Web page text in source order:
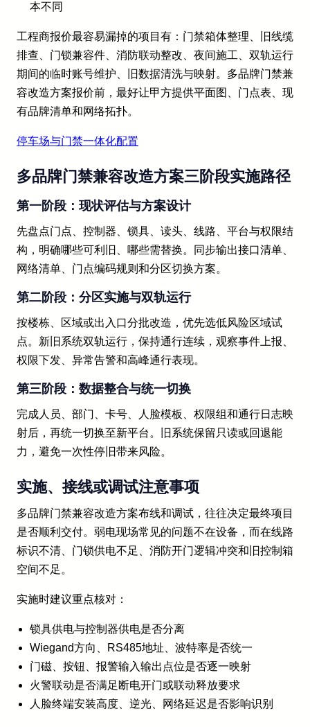
本不同
工程商报价最容易漏掉的项目有：门禁箱体整理、旧线缆
排查、门锁兼容件、消防联动整改、夜间施工、双轨运行
期间的临时账号维护、旧数据清洗与映射。多品牌门禁兼
容改造方案报价前，最好让甲方提供平面图、门点表、现
有品牌清单和网络拓扑。
停车场与门禁一体化配置
多品牌门禁兼容改造方案三阶段实施路径
第一阶段：现状评估与方案设计
先盘点门点、控制器、锁具、读头、线路、平台与权限结
构，明确哪些可利旧、哪些需替换。同步输出接口清单、
网络清单、门点编码规则和分区切换方案。
第二阶段：分区实施与双轨运行
按楼栋、区域或出入口分批改造，优先选低风险区域试
点。新旧系统双轨运行，保持通行连续，观察事件上报、
权限下发、异常告警和高峰通行表现。
第三阶段：数据整合与统一切换
完成人员、部门、卡号、人脸模板、权限组和通行日志映
射后，再统一切换至新平台。旧系统保留只读或回退能
力，避免一次性停旧带来风险。
实施、接线或调试注意事项
多品牌门禁兼容改造方案布线和调试，往往决定最终项目
是否顺利交付。弱电现场常见的问题不在设备，而在线路
标识不清、门锁供电不足、消防开门逻辑冲突和旧控制箱
空间不足。
实施时建议重点核对：
锁具供电与控制器供电是否分离
Wiegand方向、RS485地址、波特率是否统一
门磁、按钮、报警输入输出点位是否逐一映射
火警联动是否满足断电开门或联动释放要求
人脸终端安装高度、逆光、网络延迟是否影响识别